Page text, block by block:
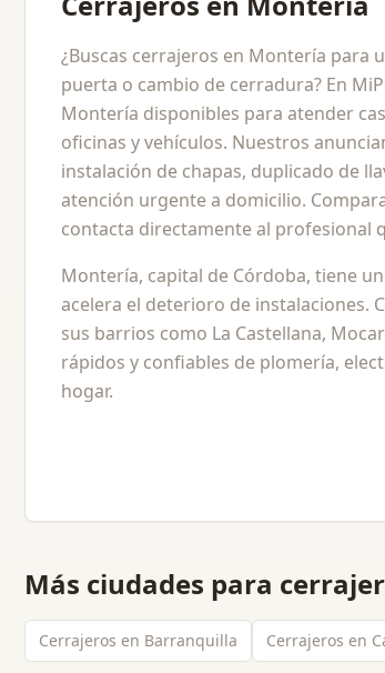
¿Buscas cerrajeros en Montería para
puerta o cambio de cerradura? En
Montería disponibles para atender
oficinas y vehículos. Nuestros
instalación de chapas, duplicado de
atención urgente a domicilio.
contacta directamente al profesional
Montería, capital de Córdoba, tiene
acelera el deterioro de instalaciones.
sus barrios como La Castellana,
rápidos y confiables de plomería,
hogar.
Más ciudades para
Cerrajeros en Barranquilla Cerrajeros en